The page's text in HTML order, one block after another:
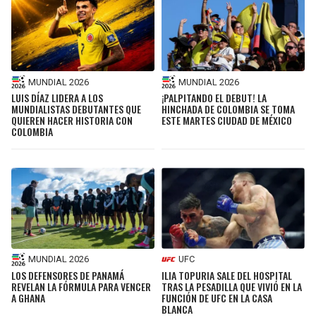
MUNDIAL 2026
LUIS DÍAZ LIDERA A LOS
MUNDIALISTAS DEBUTANTES QUE
QUIEREN HACER HISTORIA CON
COLOMBIA
MUNDIAL 2026
¡PALPITANDO EL DEBUT! LA
HINCHADA DE COLOMBIA SE TOMA
ESTE MARTES CIUDAD DE MÉXICO
MUNDIAL 2026
LOS DEFENSORES DE PANAMÁ
REVELAN LA FÓRMULA PARA VENCER
A GHANA
UFC
ILIA TOPURIA SALE DEL HOSPITAL
TRAS LA PESADILLA QUE VIVIÓ EN LA
FUNCIÓN DE UFC EN LA CASA
BLANCA